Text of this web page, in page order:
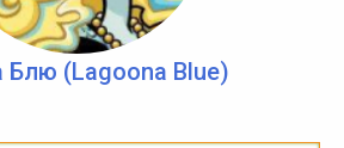
Блю (Lagoona Blue)